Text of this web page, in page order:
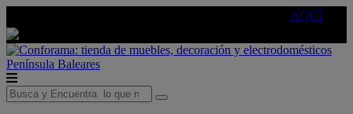
AQUÍ
Península Baleares